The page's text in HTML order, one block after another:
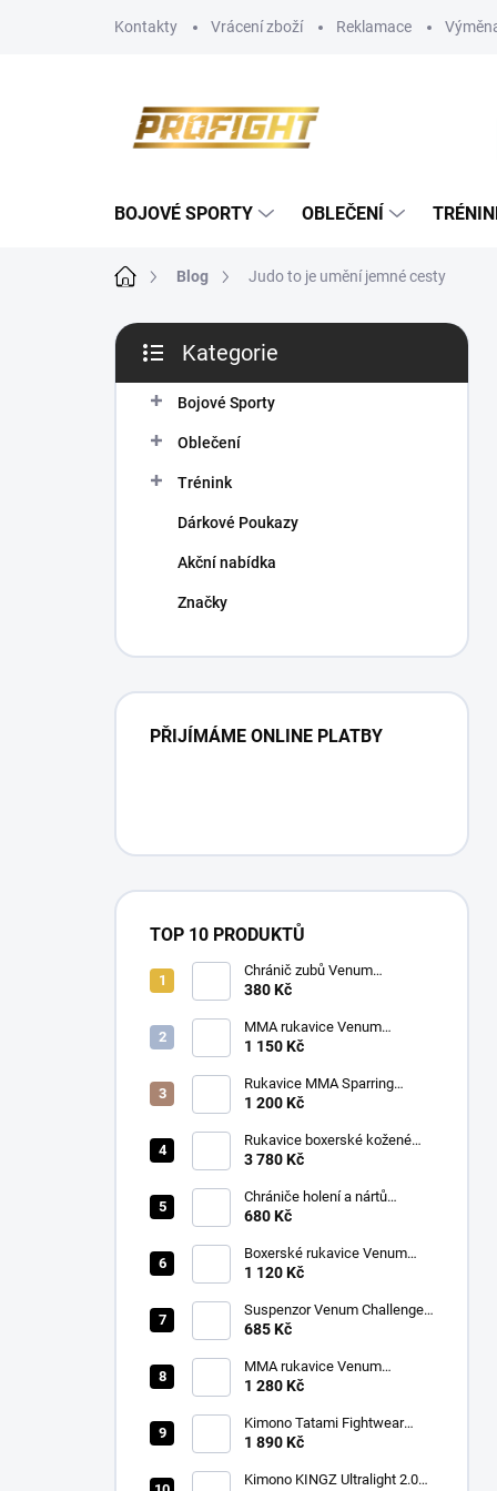
Kontakty Vrácení zboží Reklamace
BOJOVÉ SPORTY OBLEČENÍ
Domů Blog Judo to je umění jemné cesty
P
s
l
kategorie
Kategorie
Bojové Sporty
Oblečení
Trénink
Dárkové Poukazy
Akční nabídka
Značky
PŘIJÍMÁME ONLINE PLATBY
TOP 10 PRODUKTŮ
Chránič zubů Venum
CHALLENGER mix barev
380 Kč
MMA rukavice Venum
Challenger 2.0 černá/zlatá
1 150 Kč
Rukavice MMA Sparring
Ringhorns Charger černá/
1 200 Kč
Rukavice boxerské kožené
Twins BGVL 3 modré
3 780 Kč
Chrániče holení a nártů
Venum Kontact černá/stříbrná
680 Kč
Boxerské rukavice Venum
CONTENDER 1.5 XT
1 120 Kč
Suspenzor Venum Challenger
bílý
685 Kč
MMA rukavice Venum
Challenger 3.0 Sparring
1 280 Kč
Kimono Tatami Fightwear
Nova Absolute Gi modré + bílý
1 890 Kč
Kimono KINGZ Ultralight 2.0